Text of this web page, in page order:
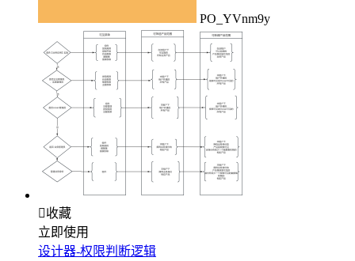
PO_YVnm9y
收藏
立即使用
设计器-权限判断逻辑